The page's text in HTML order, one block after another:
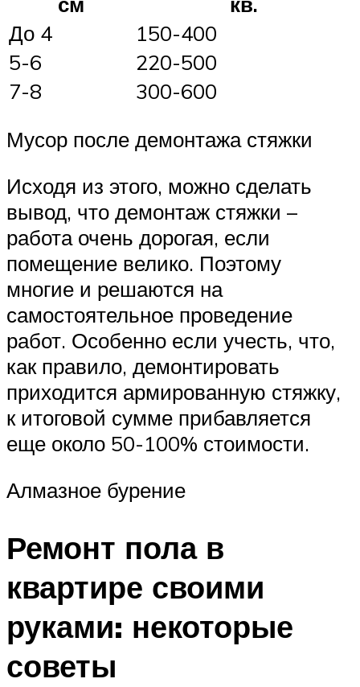
До 4
150-400
5-6
220-500
7-8
300-600
Мусор после демонтажа стяжки
Исходя из этого, можно сделать
вывод, что демонтаж стяжки –
работа очень дорогая, если
помещение велико. Поэтому
многие и решаются на
самостоятельное проведение
работ. Особенно если учесть, что,
как правило, демонтировать
приходится армированную стяжку,
к итоговой сумме прибавляется
еще около 50-100% стоимости.
Алмазное бурение
Ремонт пола в
квартире своими
руками: некоторые
советы